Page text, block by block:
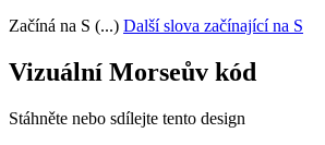
Začíná na S (...) Další slova začínající na S
Vizuální Morseův kód
Stáhněte nebo sdílejte tento design